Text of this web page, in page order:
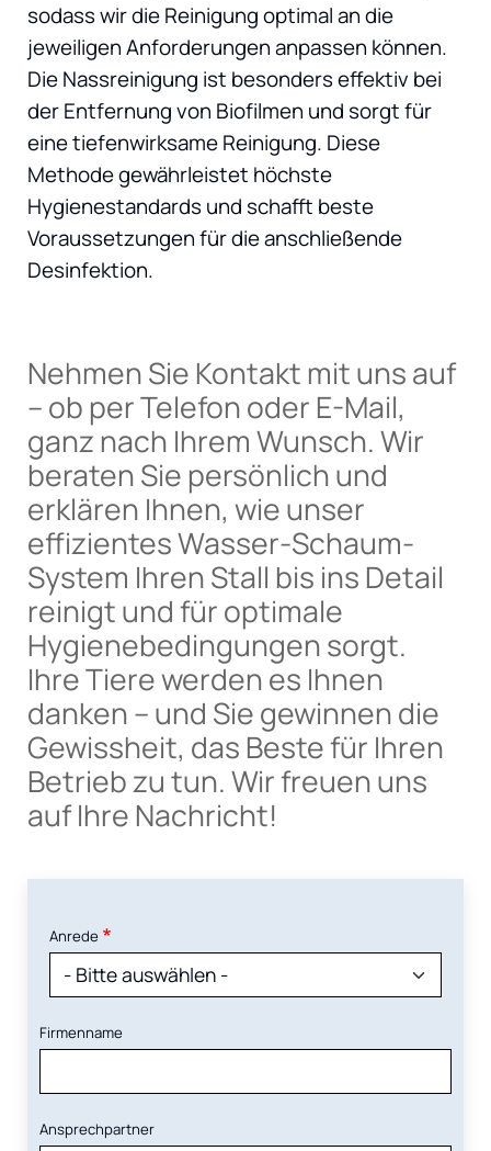
sodass wir die Reinigung optimal an die
jeweiligen Anforderungen anpassen können.
Die Nassreinigung ist besonders effektiv bei
der Entfernung von Biofilmen und sorgt für
eine tiefenwirksame Reinigung. Diese
Methode gewährleistet höchste
Hygienestandards und schafft beste
Voraussetzungen für die anschließende
Desinfektion.
Nehmen Sie Kontakt mit uns auf
– ob per Telefon oder E-Mail,
ganz nach Ihrem Wunsch. Wir
beraten Sie persönlich und
erklären Ihnen, wie unser
effizientes Wasser-Schaum-
System Ihren Stall bis ins Detail
reinigt und für optimale
Hygienebedingungen sorgt.
Ihre Tiere werden es Ihnen
danken – und Sie gewinnen die
Gewissheit, das Beste für Ihren
Betrieb zu tun. Wir freuen uns
auf Ihre Nachricht!
Anrede
Firmenname
Ansprechpartner